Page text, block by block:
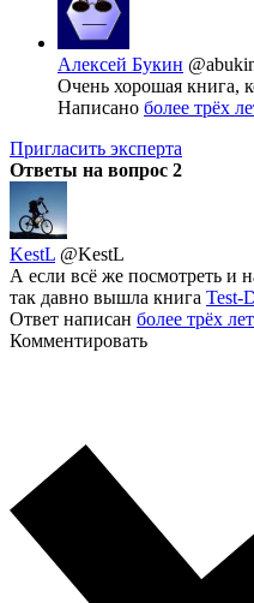
Алексей Букин
Очень хорошая книга,
Написано более трёх
Пригласить эксперта
Ответы на вопрос 2
KestL @KestL
А если всё же посмотреть и
так давно вышла книга Test-
Ответ написан более трёх
Комментировать